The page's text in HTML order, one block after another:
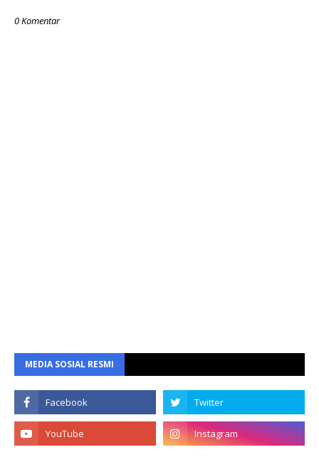
0 Komentar
MEDIA SOSIAL RESMI